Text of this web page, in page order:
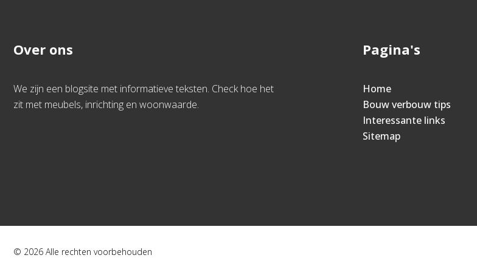
Over ons
We zijn een blogsite met informatieve teksten. Check hoe het
zit met meubels, inrichting en woonwaarde.
Pagina's
Home
Bouw verbouw tips
Interessante links
Sitemap
© 2026 Alle rechten voorbehouden